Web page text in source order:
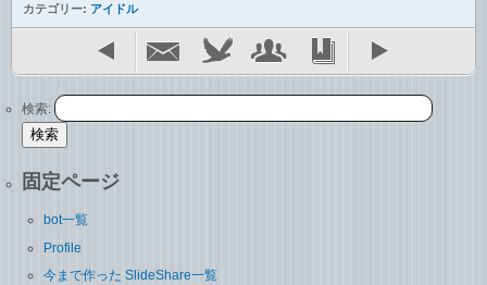
カテゴリー: アイドル
検索:
固定ページ
bot一覧
Profile
今まで作った SlideShare一覧